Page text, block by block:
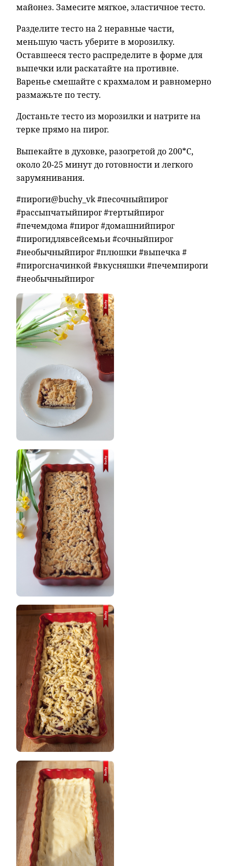
майонез. Замесите мягкое, эластичное тесто.
Разделите тесто на 2 неравные части,
меньшую часть уберите в морозилку.
Оставшееся тесто распределите в форме для
выпечки или раскатайте на противне.
Варенье смешайте с крахмалом и равномерно
размажьте по тесту.
Достаньте тесто из морозилки и натрите на
терке прямо на пирог.
Выпекайте в духовке, разогретой до 200*С,
около 20-25 минут до готовности и легкого
зарумянивания.
#пироги@buchy_vk #песочныйпирог
#рассыпчатыйпирог #тертыйпирог
#печемдома #пирог #домашнийпирог
#пирогидлявсейсемьи #сочныйпирог
#необычныйпирог #плюшки #выпечка #
#пирогсначинкой #вкусняшки #печемпироги
#необычныйпирог